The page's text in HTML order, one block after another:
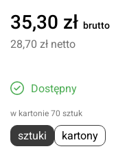
35,30 zł brutto
28,70 zł netto
Dostępny
w kartonie 70 sztuk
sztuki kartony